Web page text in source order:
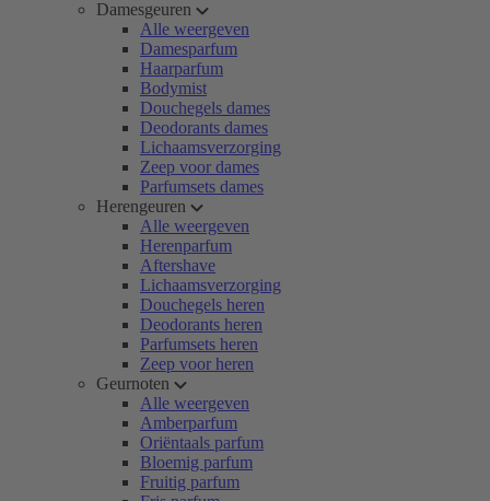
Damesgeuren
Alle weergeven
Damesparfum
Haarparfum
Bodymist
Douchegels dames
Deodorants dames
Lichaamsverzorging
Zeep voor dames
Parfumsets dames
Herengeuren
Alle weergeven
Herenparfum
Aftershave
Lichaamsverzorging
Douchegels heren
Deodorants heren
Parfumsets heren
Zeep voor heren
Geurnoten
Alle weergeven
Amberparfum
Oriëntaals parfum
Bloemig parfum
Fruitig parfum